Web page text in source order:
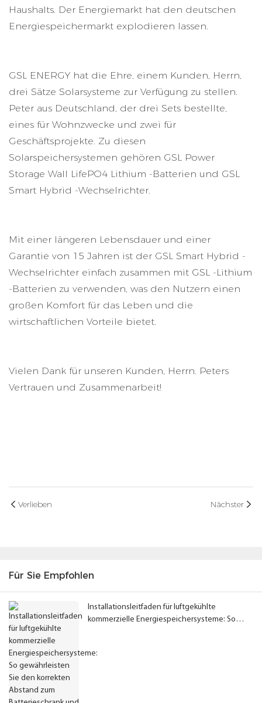
Haushalts. Der Energiemarkt hat den deutschen
Energiespeichermarkt explodieren lassen.
GSL ENERGY hat die Ehre, einem Kunden, Herrn,
drei Sätze Solarsysteme zur Verfügung zu stellen.
Peter aus Deutschland, der drei Sets bestellte,
eines für Wohnzwecke und zwei für
Geschäftsprojekte. Zu diesen
Solarspeichersystemen gehören GSL Power
Storage Wall LifePO4 Lithium -Batterien und GSL
Smart Hybrid -Wechselrichter.
Mit einer längeren Lebensdauer und einer
Garantie von 15 Jahren ist der GSL Smart Hybrid -
Wechselrichter einfach zusammen mit GSL -Lithium
-Batterien zu verwenden, was den Nutzern einen
großen Komfort für das Leben und die
wirtschaftlichen Vorteile bietet.
Vielen Dank für unseren Kunden, Herrn. Peters
Vertrauen und Zusammenarbeit!
Verlieben Nächster
Für Sie Empfohlen
Installationsleitfaden für luftgekühlte
kommerzielle Energiespeichersysteme: So
Systemleistung